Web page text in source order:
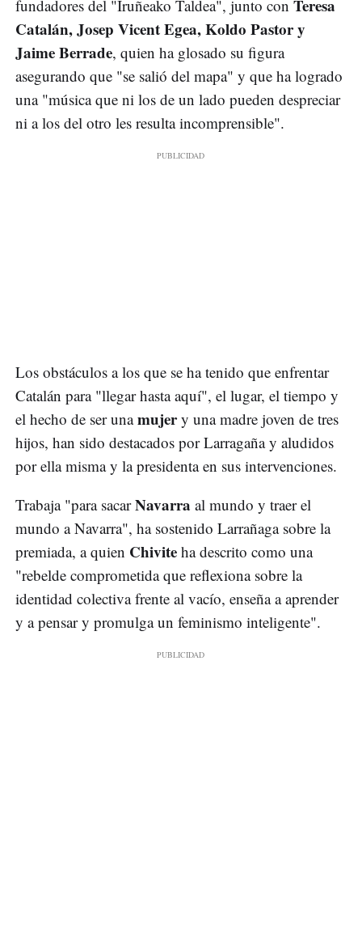
fundadores del "Iruñeako Taldea", junto con Teresa
Catalán, Josep Vicent Egea, Koldo Pastor y
Jaime Berrade, quien ha glosado su figura
asegurando que "se salió del mapa" y que ha logrado
una "música que ni los de un lado pueden despreciar
ni a los del otro les resulta incomprensible".
Los obstáculos a los que se ha tenido que enfrentar
Catalán para "llegar hasta aquí", el lugar, el tiempo y
el hecho de ser unamujery una madre joven de tres
hijos, han sido destacados por Larragaña y aludidos
por ella misma y la presidenta en sus intervenciones.
Trabaja "para sacarNavarra al mundo y traer el
mundo a Navarra", ha sostenido Larrañaga sobre la
premiada, a quien Chivite ha descrito como una
"rebelde comprometida que reflexiona sobre la
identidad colectiva frente al vacío, enseña a aprender
y a pensar y promulga un feminismo inteligente".